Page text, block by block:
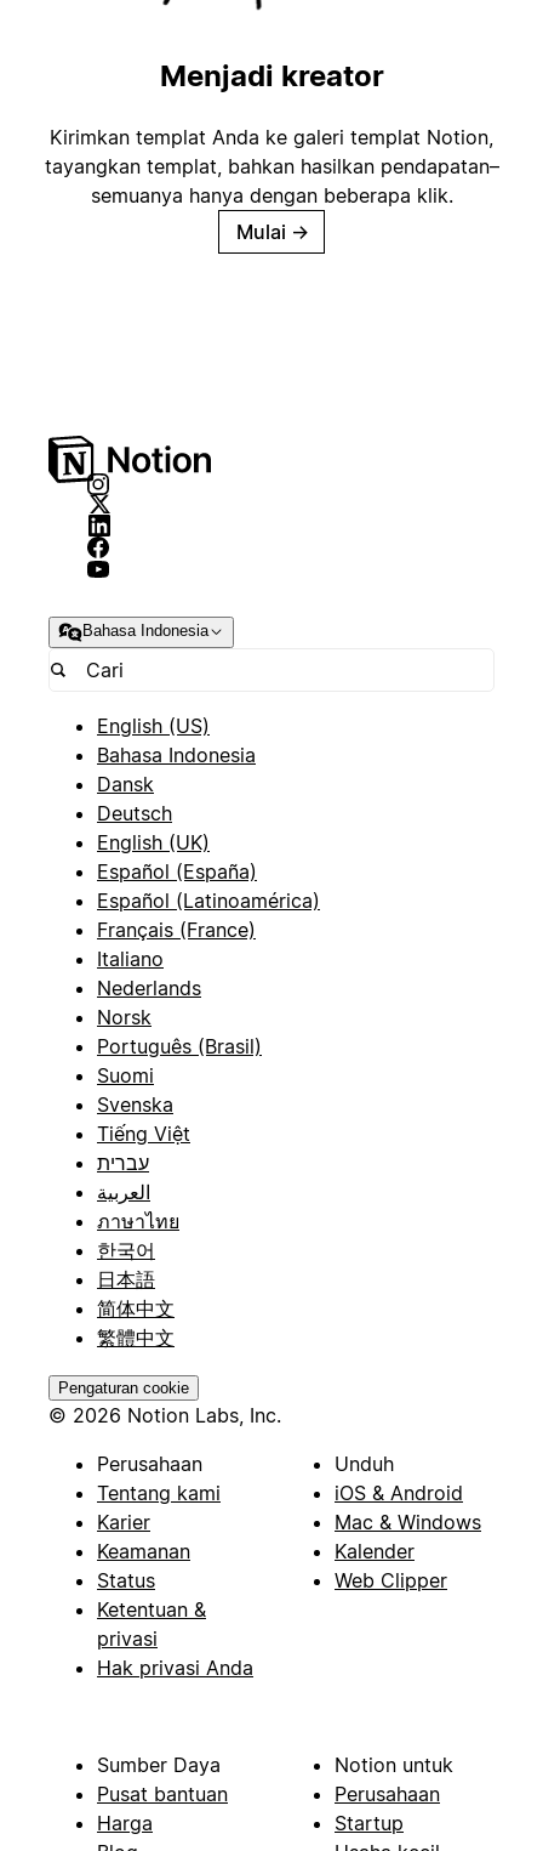
Menjadi kreator
Kirimkan templat Anda ke galeri templat Notion,
tayangkan templat, bahkan hasilkan pendapatan–
semuanya hanya dengan beberapa klik.
Mulai →
Bahasa Indonesia
English (US)
Bahasa Indonesia
Dansk
Deutsch
English (UK)
Español (España)
Español (Latinoamérica)
Français (France)
Italiano
Nederlands
Norsk
Português (Brasil)
Suomi
Svenska
Tiếng Việt
עברית
العربية
ภาษาไทย
한국어
日本語
简体中文
繁體中文
Pengaturan cookie
© 2026 Notion Labs, Inc.
Perusahaan
Tentang kami
Karier
Keamanan
Status
Ketentuan &
privasi
Hak privasi Anda
Unduh
iOS & Android
Mac & Windows
Kalender
Web Clipper
Sumber Daya
Pusat bantuan
Harga
Notion untuk
Perusahaan
Startup